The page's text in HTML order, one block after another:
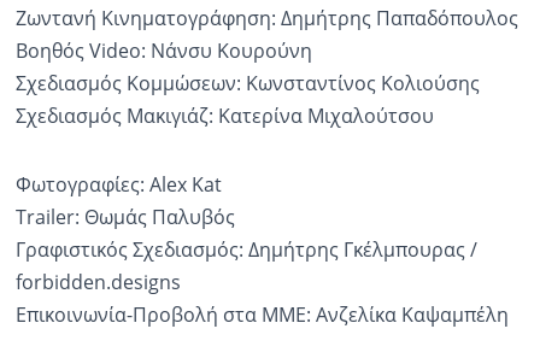
Ζωντανή Κινηματογράφηση: Δημήτρης Παπαδόπουλος
Βοηθός Video: Νάνσυ Κουρούνη
Σχεδιασμός Κομμώσεων: Κωνσταντίνος Κολιούσης
Σχεδιασμός Μακιγιάζ: Κατερίνα Μιχαλούτσου
Φωτογραφίες: Alex Kat
Trailer: Θωμάς Παλυβός
Γραφιστικός Σχεδιασμός: Δημήτρης Γκέλμπουρας /
forbidden.designs
Επικοινωνία-Προβολή στα ΜΜΕ: Ανζελίκα Καψαμπέλη